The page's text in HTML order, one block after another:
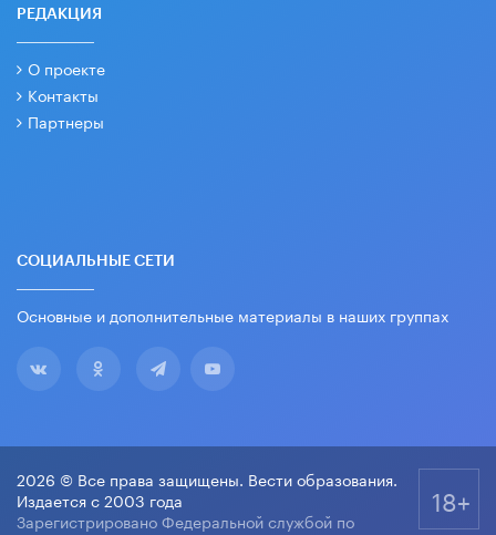
РЕДАКЦИЯ
О проекте
Контакты
Партнеры
СОЦИАЛЬНЫЕ СЕТИ
Основные и дополнительные материалы в наших группах
2026 © Все права защищены. Вести образования.
Издается с 2003 года
Зарегистрировано Федеральной службой по
18+